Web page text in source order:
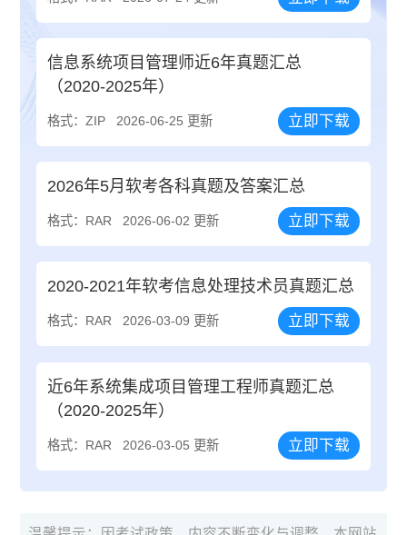
信息系统项目管理师近6年真题汇总
（2020-2025年）
格式：ZIP 2026-06-25 更新 立即下载
2026年5月软考各科真题及答案汇总
格式：RAR 2026-06-02 更新 立即下载
2020-2021年软考信息处理技术员真题汇总
格式：RAR 2026-03-09 更新 立即下载
近6年系统集成项目管理工程师真题汇总
（2020-2025年）
格式：RAR 2026-03-05 更新 立即下载